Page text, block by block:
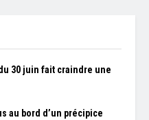
30 juin fait craindre une
au bord d’un précipice